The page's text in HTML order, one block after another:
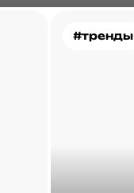
#тренды